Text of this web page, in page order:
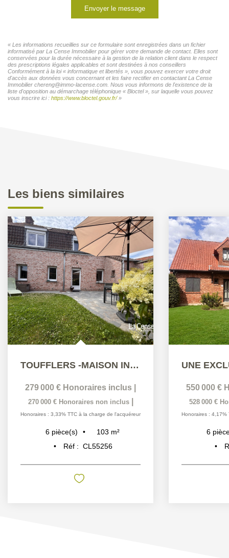
Envoyer le message
« Les informations recueillies sur ce formulaire sont enregistrées dans un fichier
informatisé par La Cense Immobilier pour gérer votre demande de contact. Elles sont
conservées pour la durée nécessaire à la gestion de la relation client dans le respect
des prescriptions légales applicables et sont destinées à nos conseillers
Conformément à la loi « informatique et libertés », vous pouvez exercer votre droit
d'accès aux données vous concernant et les faire rectifier en contactant La Cense
Immobilier chereng@immo-lacense.com. Nous vous informons de l'existence de la
liste d'opposition au démarchage téléphonique « Bloctel », sur laquelle vous pouvez
vous inscrire ici : https://www.bloctel.gouv.fr/»
Les biens similaires
TOUFFLERS -MAISON INDIVIDUELLE 6 PIÈCES 102.88 M2
279 000 € Honoraires inclus
270 000 € Honoraires non inclus
Honoraires : 3,33% TTC à la charge de l'acquéreur
6 pièce(s) 103 m²
Réf : CL55256
550 000 €
528 000 €
Honoraires : 4,17%
6